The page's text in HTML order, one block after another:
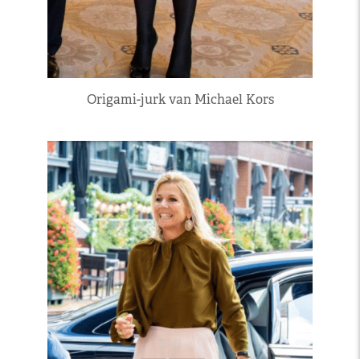
Origami-jurk van Michael Kors